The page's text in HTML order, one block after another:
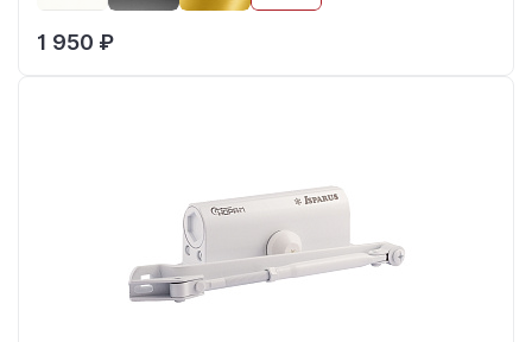
1 950 ₽